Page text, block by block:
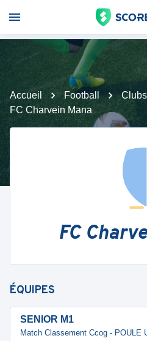
Accueil Football Clubs
FC Charvein Mana
FC
ÉQUIPES
SENIOR M1
Match Classement Ccog - POULE